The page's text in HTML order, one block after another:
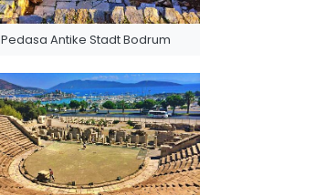
Pedasa Antike Stadt Bodrum